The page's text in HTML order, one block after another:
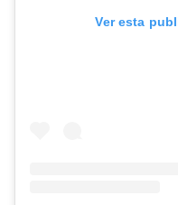
Ver esta